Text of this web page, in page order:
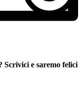
e saremo felici